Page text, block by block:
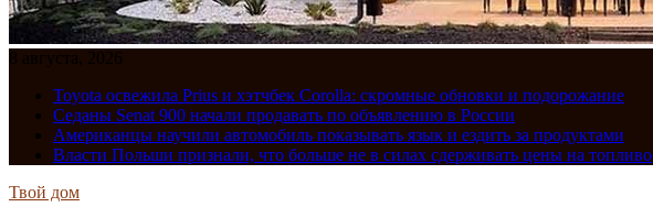
8 августа, 2026
Toyota освежила Prius и хэтчбек Corolla: скромные обновки и подорожание
Седаны Senat 900 начали продавать по объявлению в России
Американцы научили автомобиль показывать язык и ездить за продуктами
Власти Польши признали, что больше не в силах сдерживать цены на топливо
Твой дом